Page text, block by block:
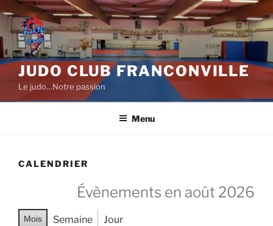
Aller
au
contenu
principal
JUDO CLUB FRANCONVILLE
Le judo…Notre passion
Menu
CALENDRIER
Évènements en août 2026
Mois Semaine Jour